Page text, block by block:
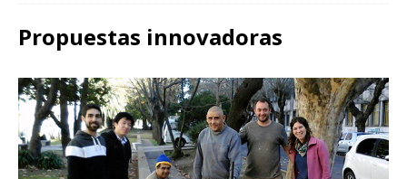
Propuestas innovadoras